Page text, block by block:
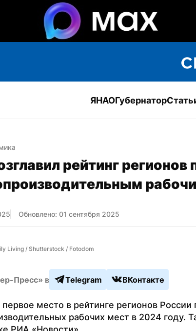
ЯНАОГубернатор
рейтинг регионов
Обновлено: 01 сентября 2025
Living / Shutterstock / Fotodom
Пресс» в Telegram ВКонтакте
место в рейтинге регионов России
рабочих мест в 2024 году.